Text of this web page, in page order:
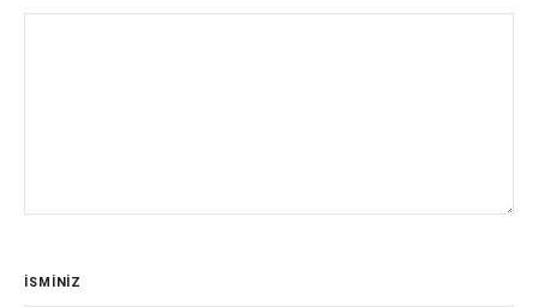
İSMİNİZ